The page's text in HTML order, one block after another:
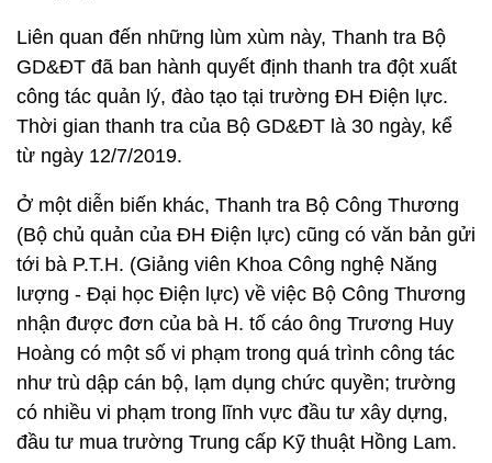
Liên quan đến những lùm xùm này, Thanh tra Bộ
GD&ĐT đã ban hành quyết định thanh tra đột xuất
công tác quản lý, đào tạo tại trường ĐH Điện lực.
Thời gian thanh tra của Bộ GD&ĐT là 30 ngày, kể
từ ngày 12/7/2019.
Ở một diễn biến khác, Thanh tra Bộ Công Thương
(Bộ chủ quản của ĐH Điện lực) cũng có văn bản gửi
tới bà P.T.H. (Giảng viên Khoa Công nghệ Năng
lượng - Đại học Điện lực) về việc Bộ Công Thương
nhận được đơn của bà H. tố cáo ông Trương Huy
Hoàng có một số vi phạm trong quá trình công tác
như trù dập cán bộ, lạm dụng chức quyền; trường
có nhiều vi phạm trong lĩnh vực đầu tư xây dựng,
đầu tư mua trường Trung cấp Kỹ thuật Hồng Lam.